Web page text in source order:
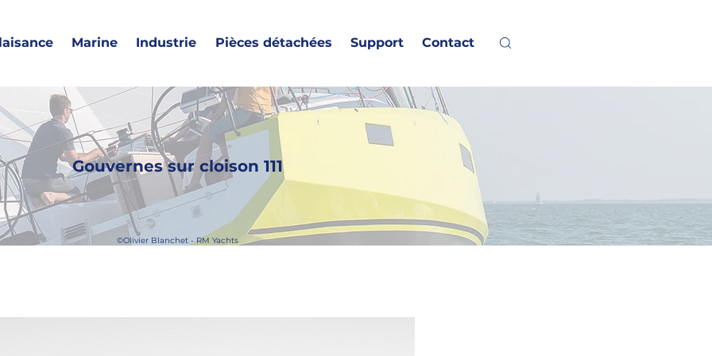
Marine Industrie Pièces détachées Support Contact
Gouvernes sur cloison 111
©Olivier Blanchet - RM Yachts